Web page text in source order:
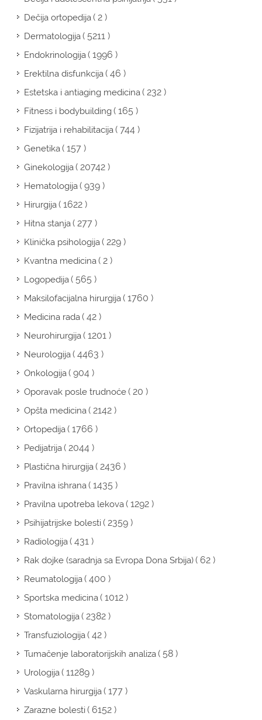
Dečija ortopedija( 2 )
Dermatologija( 5211 )
Endokrinologija( 1996 )
Erektilna disfunkcija( 46 )
Estetska i antiaging medicina( 232 )
Fitness i bodybuilding( 165 )
Fizijatrija i rehabilitacija( 744 )
Genetika( 157 )
Ginekologija( 20742 )
Hematologija( 939 )
Hirurgija( 1622 )
Hitna stanja( 277 )
Klinička psihologija( 229 )
Kvantna medicina( 2 )
Logopedija( 565 )
Maksilofacijalna hirurgija( 1760 )
Medicina rada( 42 )
Neurohirurgija( 1201 )
Neurologija( 4463 )
Onkologija( 904 )
Oporavak posle trudnoće( 20 )
Opšta medicina( 2142 )
Ortopedija( 1766 )
Pedijatrija( 2044 )
Plastična hirurgija( 2436 )
Pravilna ishrana( 1435 )
Pravilna upotreba lekova( 1292 )
Psihijatrijske bolesti( 2359 )
Radiologija( 431 )
Rak dojke (saradnja sa Evropa Dona Srbija)( 62 )
Reumatologija( 400 )
Sportska medicina( 1012 )
Stomatologija( 2382 )
Transfuziologija( 42 )
Tumačenje laboratorijskih analiza( 58 )
Urologija( 11289 )
Vaskularna hirurgija( 177 )
Zarazne bolesti( 6152 )